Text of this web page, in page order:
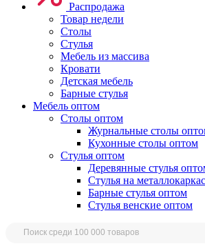
Распродажа
Товар недели
Столы
Стулья
Мебель из массива
Кровати
Детская мебель
Барные стулья
Мебель оптом
Столы оптом
Журнальные столы
Кухонные столы оптом
Стулья оптом
Деревянные стулья
Стулья на
Барные стулья оптом
Стулья венские оптом